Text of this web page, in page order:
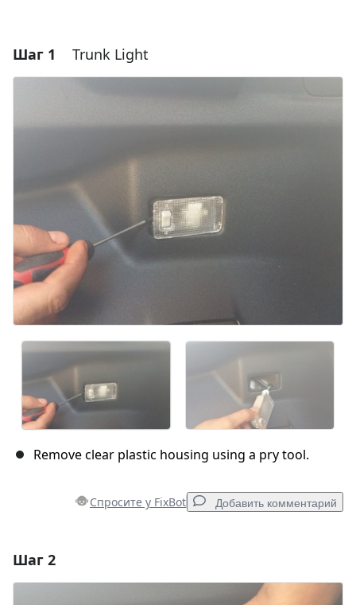
Шаг 1 Trunk Light
Remove clear plastic housing using a pry tool.
Спросите у FixBot Добавить комментарий
Шаг 2